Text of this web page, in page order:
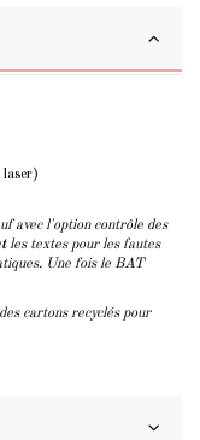
laser)
avec l'option contrôle des
les textes pour les fautes
Une fois le BAT
cartons recyclés pour